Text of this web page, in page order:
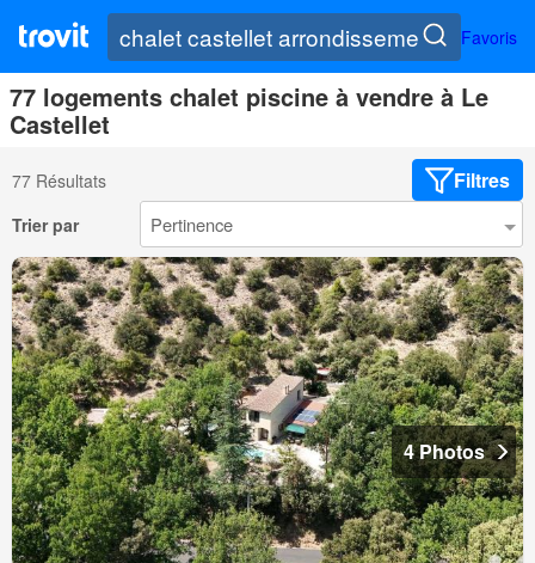
Favoris
77 logements chalet piscine à vendre à Le
Castellet
77 Résultats Filtres
Trier par
4 Photos